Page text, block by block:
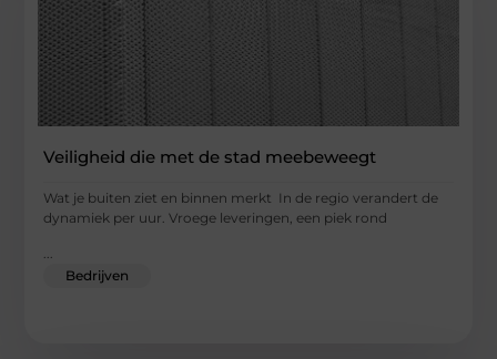
Veiligheid die met de stad meebeweegt
Wat je buiten ziet en binnen merkt In de regio verandert de
dynamiek per uur. Vroege leveringen, een piek rond
...
Bedrijven